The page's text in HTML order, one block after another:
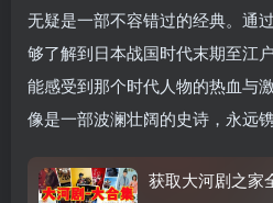
无疑是一部不容错过的经典。通
够了解到日本战国时代末期至江
能感受到那个时代人物的热血与
像是一部波澜壮阔的史诗，永远
获取大河剧之家